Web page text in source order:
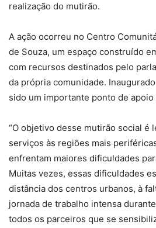
realização do mutirão.
A ação ocorreu no Centro
de Souza, um espaço construído
com recursos destinados pelo
da própria comunidade.
sido um importante ponto de apoio
“O objetivo desse mutirão social é
serviços às regiões mais
enfrentam maiores dificuldades
Muitas vezes, essas dificuldades
distância dos centros urbanos, à
jornada de trabalho intensa
todos os parceiros que se